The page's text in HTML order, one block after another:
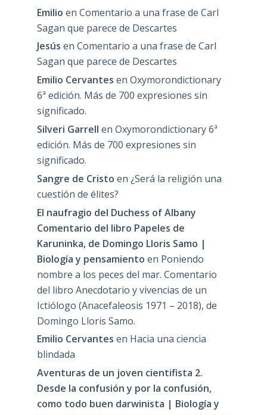
Emilio en Comentario a una frase de Carl
Sagan que parece de Descartes
Jesús en Comentario a una frase de Carl
Sagan que parece de Descartes
Emilio Cervantes en Oxymorondictionary
6ª edición. Más de 700 expresiones sin
significado.
Silveri Garrell en Oxymorondictionary 6ª
edición. Más de 700 expresiones sin
significado.
Sangre de Cristo en ¿Será la religión una
cuestión de élites?
El naufragio del Duchess of Albany
Comentario del libro Papeles de
Karuninka, de Domingo Lloris Samo |
Biología y pensamiento en Poniendo
nombre a los peces del mar. Comentario
del libro Anecdotario y vivencias de un
Ictiólogo (Anacefaleosis 1971 – 2018), de
Domingo Lloris Samo.
Emilio Cervantes en Hacia una ciencia
blindada
Aventuras de un joven cientifista 2.
Desde la confusión y por la confusión,
como todo buen darwinista | Biología y